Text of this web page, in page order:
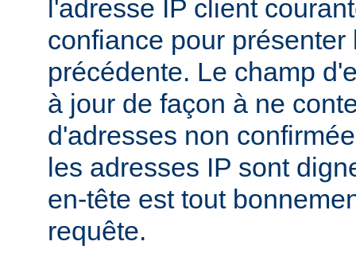
l'adresse IP client
confiance pour présenter
précédente. Le champ
à jour de façon à ne
d'adresses non
les adresses IP sont
en-tête est tout
requête.